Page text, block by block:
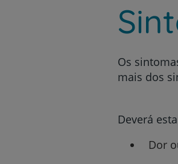
Os
mais dos
Deverá
Dor